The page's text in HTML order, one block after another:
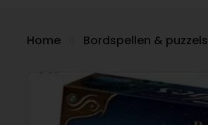
Home Bordspellen & puzzels